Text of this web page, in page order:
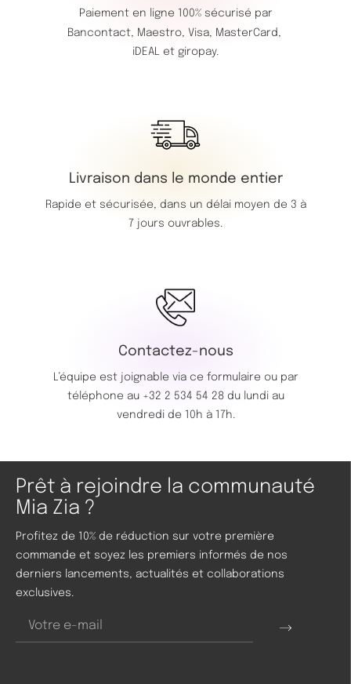
Paiement en ligne 100% sécurisé par
Bancontact,
Maestro, Visa,
MasterCard,
iDEAL et giropay.
Livraison dans le monde entier
Rapide et sécurisée, dans un délai moyen de 3 à
7 jours ouvrables.
Contactez-nous
L’équipe est joignable via ce formulaire ou par
téléphone au +32 2 534 54 28du lundi au
vendredi de 10h à 17h.
Prêt à rejoindre la communauté
Mia Zia ?
Profitez de 10% de réduction sur votre première
commande et soyez les premiers informés de nos
derniers lancements, actualités et collaborations
exclusives.